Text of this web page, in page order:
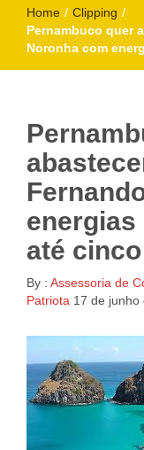
Home / Clipping /
Pernambuco quer
Noronha com
energias
até
By : Assessoria de
Patriota 17 de junho